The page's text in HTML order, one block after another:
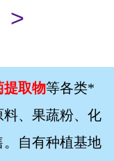
>
提取物等各类*
、果蔬粉、化
自有种植基地